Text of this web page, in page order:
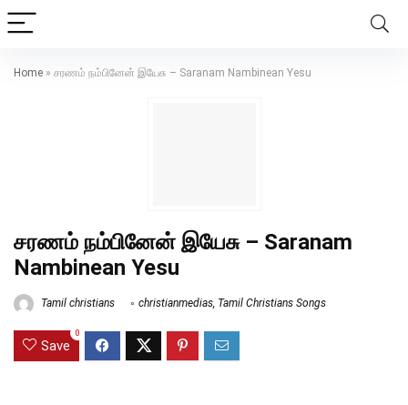
Home » சரணம் நம்பினேன் இயேசு – Saranam Nambinean Yesu
சரணம் நம்பினேன் இயேசு – Saranam
Nambinean Yesu
Tamil christians christianmedias, Tamil Christians Songs
Save
0